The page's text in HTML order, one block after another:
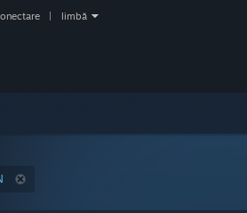
limbă